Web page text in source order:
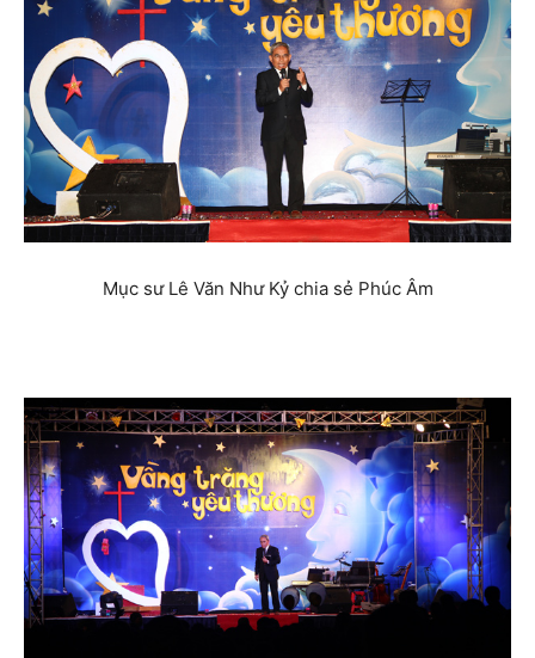
Mục sư Lê Văn Như Kỷ chia sẻ Phúc Âm